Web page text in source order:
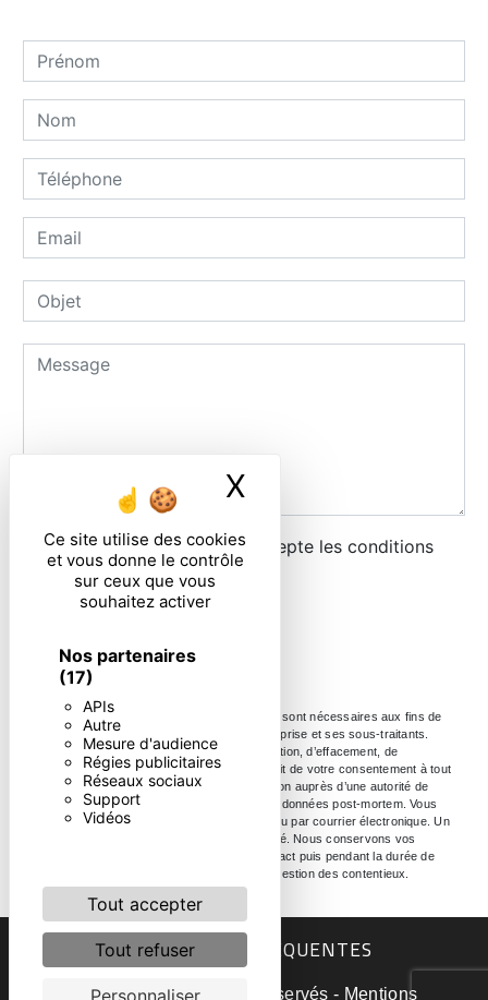
Ce site utilise des cookies
et vous donne le contrôle
sur ceux que vous
souhaitez activer
Nos partenaires
(17)
APIs
Autre
Mesure d'audience
Régies publicitaires
Réseaux sociaux
Support
Vidéos
Tout accepter
Tout refuser
Personnaliser
X
En cochant cette case, j'accepte les conditions
particulières ci-dessous **
** Les données personnelles communiquées sont nécessaires aux fins de
vous contacter. Elles sont destinées à l'entreprise et ses sous-traitants.
Vous disposez de droits d’accès, de rectification, d’effacement, de
portabilité, de limitation, d’opposition, de retrait de votre consentement à tout
moment et du droit d’introduire une réclamation auprès d’une autorité de
contrôle, ainsi que d’organiser le sort de vos données post-mortem. Vous
pouvez exercer ces droits par voie postale ou par courrier électronique. Un
justificatif d'identité pourra vous être demandé. Nous conservons vos
données pendant la période de prise de contact puis pendant la durée de
prescription légale aux fins probatoire et de gestion des contentieux.
RECHERCHES FRÉQUENTES
Vistalid- 2026 - Tous droits réservés - Mentions